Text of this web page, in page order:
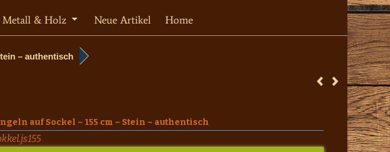
Metall & Holz Neue Artikel Home
– authentisch
auf Sockel – 155 cm – Stein – authentisch